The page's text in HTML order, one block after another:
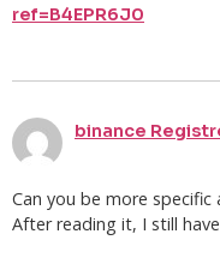
ref=B4EPR6J0
binance
Can you be more
After reading it, I still